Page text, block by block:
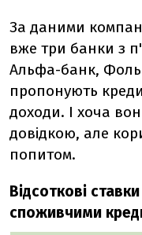
За даними
вже три банки з
Альфа-банк,
пропонують
доходи. І хоча
довідкою, але
попитом.
Відсоткові
споживчими